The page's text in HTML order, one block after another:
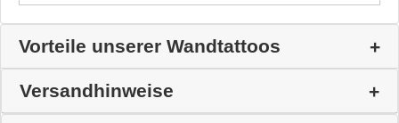
Vorteile unserer Wandtattoos
Versandhinweise